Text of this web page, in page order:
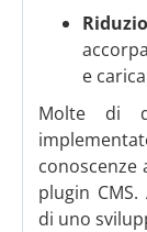
e
Molte di
conoscenze
plugin
di uno